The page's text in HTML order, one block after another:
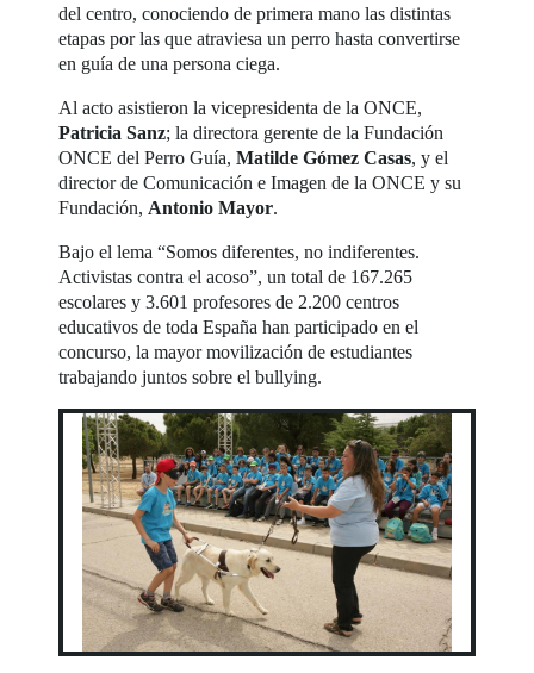
del centro, conociendo de primera mano las distintas
etapas por las que atraviesa un perro hasta convertirse
en guía de una persona ciega.
Al acto asistieron la vicepresidenta de la ONCE,
Patricia Sanz; la directora gerente de la Fundación
ONCE del Perro Guía,Matilde Gómez Casas, y el
director de Comunicación e Imagen de la ONCE y su
Fundación, Antonio Mayor.
Bajo el lema “Somos diferentes, no indiferentes.
Activistas contra el acoso”, un total de 167.265
escolares y 3.601 profesores de 2.200 centros
educativos de toda España han participado en el
concurso, la mayor movilización de estudiantes
trabajando juntos sobre el bullying.